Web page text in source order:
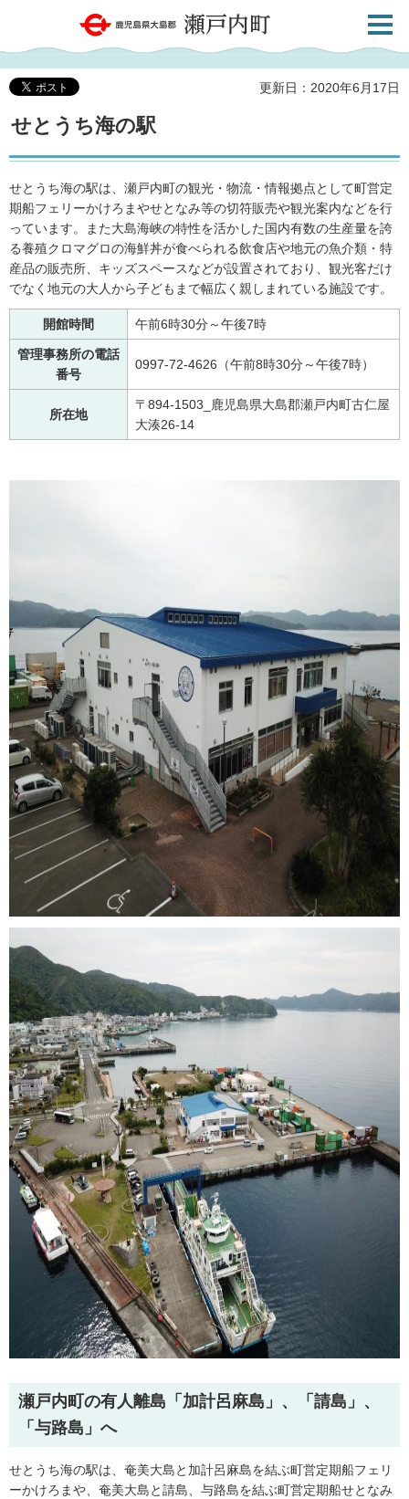
鹿児島県大島郡 瀬戸内町
共通メ
更新日：2020年6月17日
せとうち海の駅
せとうち海の駅は、瀬戸内町の観光・物流・情報拠点として町営定
期船フェリーかけろまやせとなみ等の切符販売や観光案内などを行
っています。また大島海峡の特性を活かした国内有数の生産量を誇
る養殖クロマグロの海鮮丼が食べられる飲食店や地元の魚介類・特
産品の販売所、キッズスペースなどが設置されており、観光客だけ
でなく地元の大人から子どもまで幅広く親しまれている施設です。
開館時間 午前6時30分～午後7時
管理事務所の電話
番号
0997-72-4626（午前8時30分～午後7時）
所在地
〒894-1503_鹿児島県大島郡瀬戸内町古仁屋
大湊26-14
瀬戸内町の有人離島「加計呂麻島」、「請島」、
「与路島」へ
せとうち海の駅は、奄美大島と加計呂麻島を結ぶ町営定期船フェリ
ーかけろまや、奄美大島と請島、与路島を結ぶ町営定期船せとなみ